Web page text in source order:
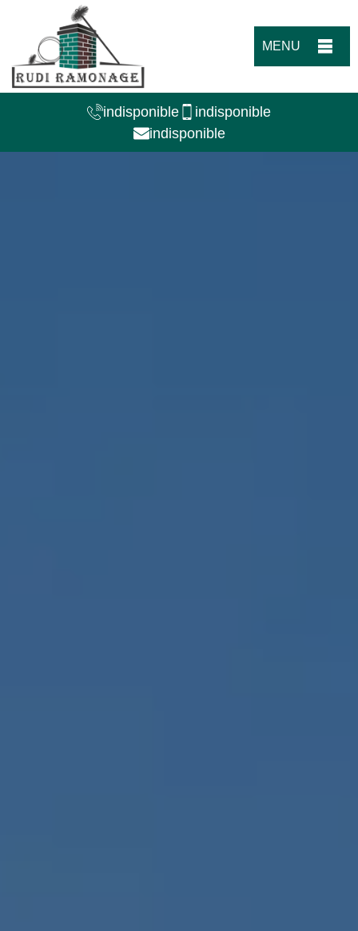
MENU
indisponible
indisponible
indisponible